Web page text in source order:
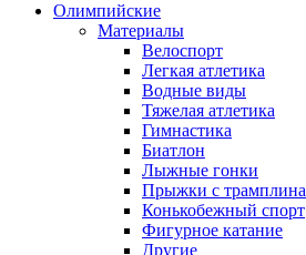
Олимпийские
Материалы
Велоспорт
Легкая атлетика
Водные виды
Тяжелая атлетика
Гимнастика
Биатлон
Лыжные гонки
Прыжки с трамплина
Конькобежный спорт
Фигурное катание
Другие